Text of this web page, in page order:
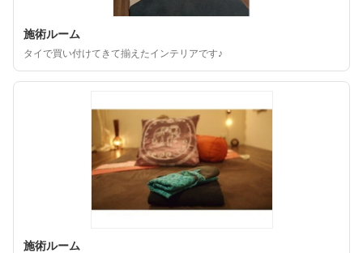
施術ルーム
タイで買い付けてきて揃えたインテリアです♪
施術ルーム